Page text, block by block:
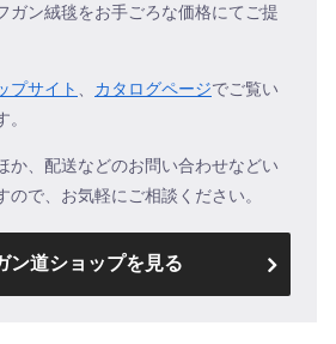
ガン絨毯をお手ごろな価格にてご提
プサイト カタログページでご覧い
か、配送などのお問い合わせなどい
ので、お気軽にご相談ください。
ン道ショップを見る